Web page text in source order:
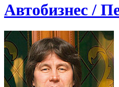
Автобизнес /